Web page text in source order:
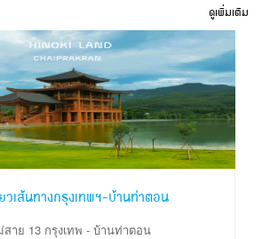
ดูเพิ่มเติม
เส้นทางกรุงเทพฯ-บ้านท่าตอน
สาย 13 กรุงเทพ - บ้านท่าตอน